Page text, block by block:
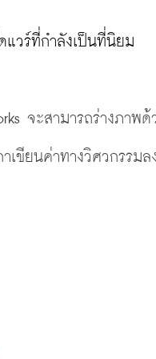
แวร์ที่กำลังเป็นที่นิยม
จะสามารถร่างภาพด้
เขียนค่าทางวิศวกรรมล